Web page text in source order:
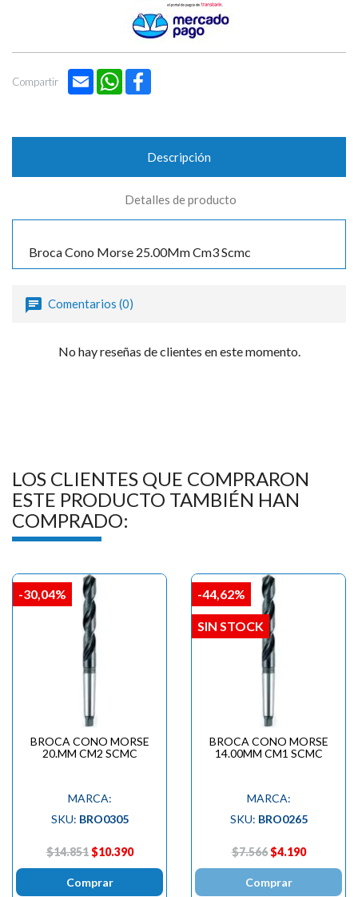
Compartir Email WhatsApp
Descripción
Detalles de producto
Broca Cono Morse 25.00Mm Cm3 Scmc
Comentarios (0)
No hay reseñas de clientes en este momento.
LOS CLIENTES QUE COMPRARON
ESTE PRODUCTO TAMBIÉN HAN
COMPRADO:
BROCA CONO MORSE
20.MM CM2 SCMC
MARCA:
SKU: BRO0305
$14.851 $10.390
Comprar
-30,04%
BROCA CONO MORSE
14.00MM CM1 SCMC
MARCA:
SKU: BRO0265
$7.566 $4.190
Comprar
-44,62%
SIN STOCK